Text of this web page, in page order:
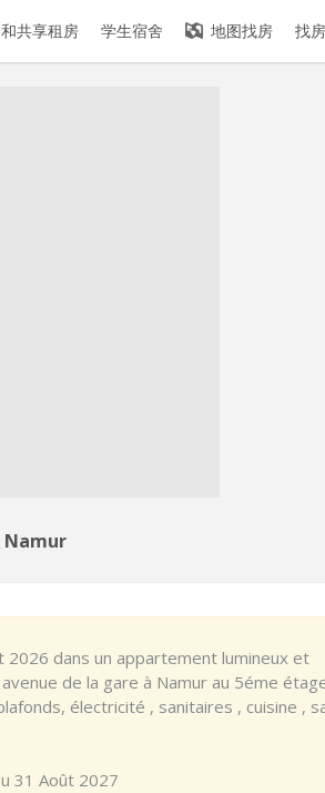
共享租房 学生宿舍 地图找房 找
Namur
2026 dans un appartement lumineux et
de la gare à Namur au 5éme
électricité , sanitaires , cuisine ,
31 Août 2027